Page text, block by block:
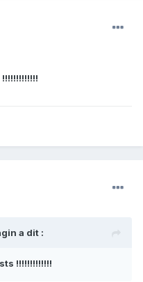
a dit :
!!!!!!!!!!!!!